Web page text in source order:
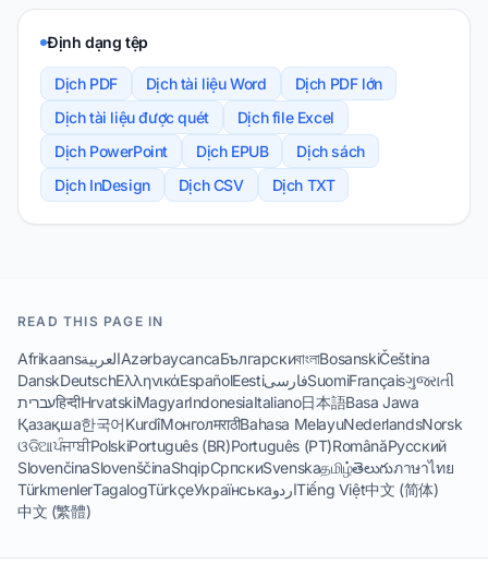
Định dạng tệp
Dịch PDF Dịch tài liệu Word
Dịch PDF lớn
Dịch tài liệu được quét
Dịch file Excel
Dịch PowerPoint
Dịch EPUB
Dịch sách
Dịch InDesign
Dịch CSV Dịch TXT
READ THIS PAGE IN
AfrikaansالعربيةAzərbaycancaБългарскиবাংলাBosanskiČeština
DanskDeutschΕλληνικάEspañolEestiفارسیSuomiFrançaisગુજરાતી
עבריתहिन्दीHrvatskiMagyarIndonesiaItaliano日本語Basa Jawa
Қазақша한국어KurdîМонголमराठीBahasa MelayuNederlandsNorsk
ଓଡିଆਪੰਜਾਬੀPolskiPortuguês (BR)Português (PT)RomânăРусский
SlovenčinaSlovenščinaShqipСрпскиSvenskaதமிழ்తెలుగుภาษาไทย
TürkmenlerTagalogTürkçeУкраїнськаاردوTiếng Việt中文 (简体)
中文 (繁體)